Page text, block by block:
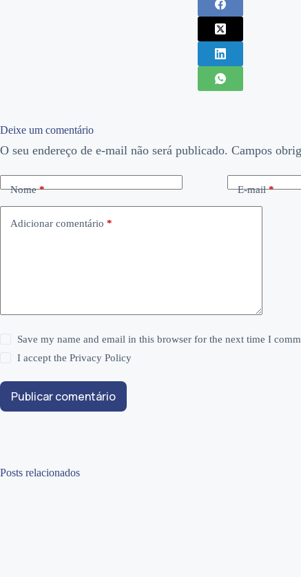
Deixe um comentário
O seu endereço de e-mail não será publicado. Campos
Nome* E-mail*
Adicionar comentário *
Save my name and email in this browser for the next time I
I accept thePrivacy Policy
Publicar comentário
Posts relacionados